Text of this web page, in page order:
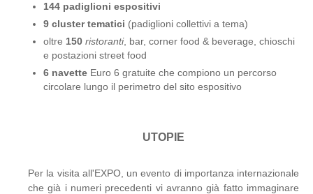
144 padiglioni espositivi
9 cluster tematici (padiglioni collettivi a tema)
oltre 150ristoranti, bar, corner food & beverage, chioschi
e postazioni street food
6 navette Euro 6 gratuite che compiono un percorso
circolare lungo il perimetro del sito espositivo
UTOPIE
Per la visita all'EXPO, un evento di importanza internazionale
che già i numeri precedenti vi avranno già fatto immaginare